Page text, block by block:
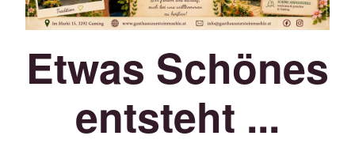
Etwas Schönes
entsteht ...